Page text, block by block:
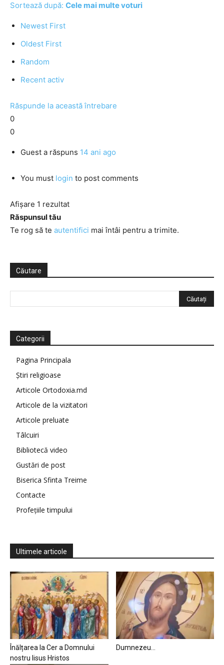
Sortează după: Cele mai multe voturi
Newest First
Oldest First
Random
Recent activ
Răspunde la această întrebare
0
0
Guest a răspuns 14 ani ago
You must login to post comments
Afișare 1 rezultat
Răspunsul tău
Te rog să te autentifici mai întâi pentru a trimite.
Căutare
Categorii
Pagina Principala
Știri religioase
Articole Ortodoxia.md
Articole de la vizitatori
Articole preluate
Tâlcuiri
Bibliotecă video
Gustări de post
Biserica Sfinta Treime
Contacte
Profețiile timpului
Ultimele articole
Înălțarea la Cer a Domnului
nostru Iisus Hristos
Dumnezeu…